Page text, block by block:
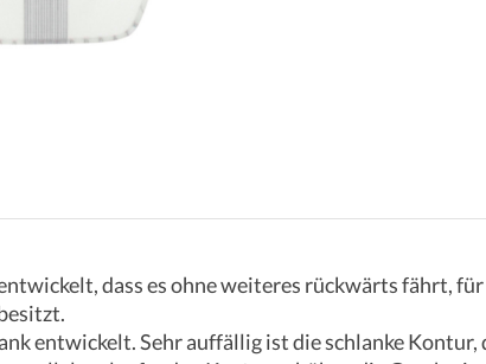
dass es ohne weiteres rückwärts fährt,
entwickelt. Sehr auffällig ist die schlanke